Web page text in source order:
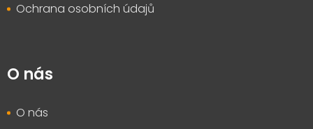
Ochrana osobních údajů
O nás
O nás